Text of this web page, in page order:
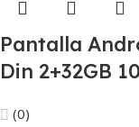
Pantalla
Din 2+32GB
(0)